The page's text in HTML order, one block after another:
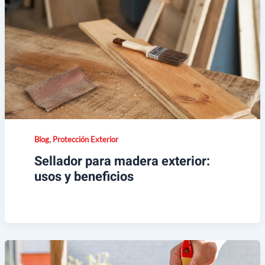
Blog, Protección Exterior
Sellador para madera exterior:
usos y beneficios